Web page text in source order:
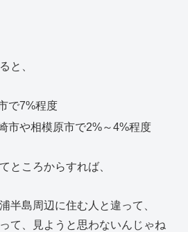
と、
で7%程度
市や相模原市で2%～4%程度
ところからすれば、
半島周辺に住む人と違って、
って、見ようと思わないんじゃね